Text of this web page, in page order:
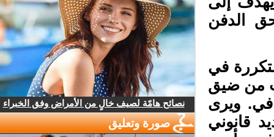
الدفن
في
من ضيق
ويرى
قانوني
نصائح هامّة لصيف خالٍ من الأمراض وفق الخبراء
صورة وتعليق